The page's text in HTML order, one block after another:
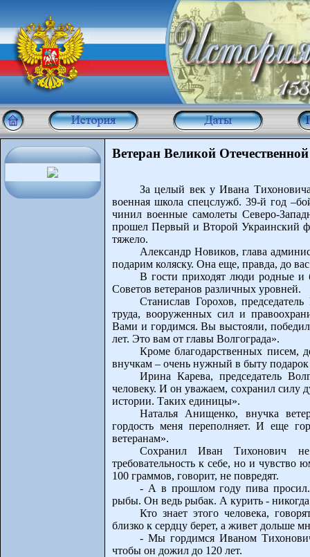
Ветеран Великой
За целый век у Ивана
военная школа спецслужб. 39-й год
чинил военные самолеты Северо-
прошел Первый и Второй Украинский
тяжело.
Александр Новиков, глава
подарим коляску. Она еще, правда, до
В гости приходят люди родные и
Советов ветеранов различных уровней.
Станислав Горохов,
труда, вооруженных сил и
Вами и гордимся. Вы выстояли,
лет. Это вам от главы Волгограда».
Кроме благодарственных писем,
внучкам – очень нужный в быту
Ирина Карева, председатель
человеку. И он уважаем, сохранил силу
истории. Таких единицы».
Наталья Анищенко, внучка
гордость меня переполняет. И еще
ветеранам».
Сохранил Иван Тихонович
требовательность к себе, но и чувство
100 граммов, говорит, не повредят.
- А в прошлом году пива
рыбы. Он ведь рыбак. А курить -
Кто знает этого человека,
близко к сердцу берет, а живет дольше
- Мы гордимся Иваном
чтобы он дожил до 120 лет.